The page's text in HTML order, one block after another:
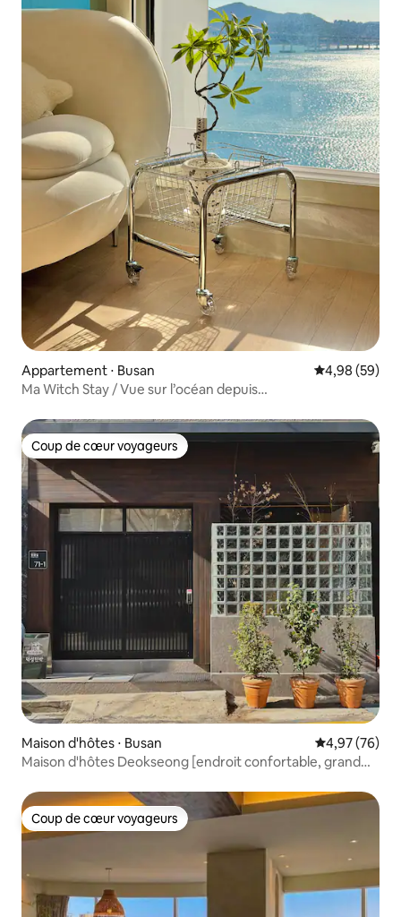
Appartement ⋅ Busan Évaluation
4,98 (59)
Ma Witch Stay / Vue sur l’océan depuis
de drones devant la maison / Appartement deux pièces
pour six personnes
Coup de cœur voyageurs
Coup de cœur voyageurs
Maison d'hôtes ⋅ Busan Évaluation
4,97 (76)
Maison d'hôtes Deokseong [endroit confortable, grand
Coup de cœur voyageurs
Coup de cœur voyageurs